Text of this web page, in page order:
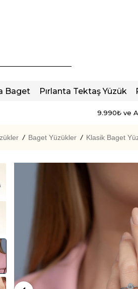
Baget Pırlanta Tektaş Yüzük
9.990₺ ve
/ Baget Yüzükler / Klasik Baget